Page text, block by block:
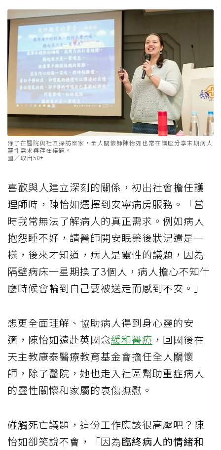
除了在醫院與社區探訪案家，全人關懷師陳怡如也常在講座分享末期病人
靈性需求與存在議題。
圖／取自50+
喜歡與人建立深刻的關係，初出社會擔任護
理師時，陳怡如選擇到安寧病房服務。「當
時我常無法了解病人的真正需求。例如病人
抱怨睡不好，請醫師開安眠藥後狀況還是一
樣，後來才知道，病人是靈性的議題，因為
隔壁病床一星期換了3個人，病人擔心不知什
麼時候會輪到自己要被送走而感到不安。」
想更全面理解、協助病人得到身心靈的安
適，陳怡如遠赴英國念緩和醫療 ，回國後在
天主教康泰醫療教育基金會擔任全人關懷
師，除了醫院，她也走入社區幫助重症病人
的靈性關懷和家屬的哀傷撫慰。
碰觸死亡議題，這份工作應該很高壓吧？陳
怡如卻笑說不會，「因為臨終病人的情緒和